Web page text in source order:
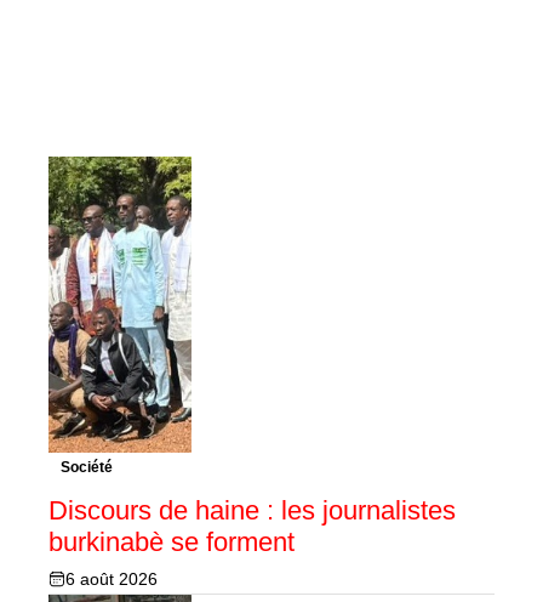
Société
Discours de haine : les journalistes
burkinabè se forment
6 août 2026